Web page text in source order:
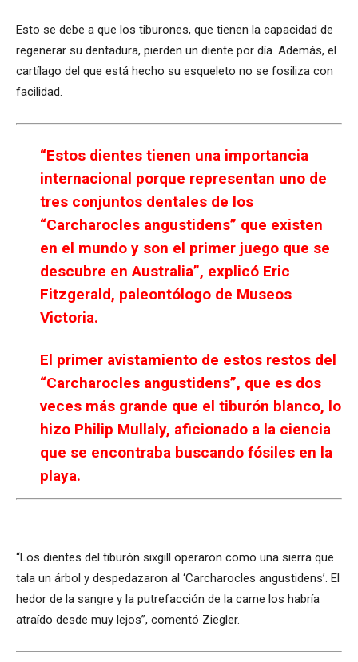
Esto se debe a que los tiburones, que tienen la capacidad de
regenerar su dentadura, pierden un diente por día. Además, el
cartílago del que está hecho su esqueleto no se fosiliza con
facilidad.
“Estos dientes tienen una importancia
internacional porque representan uno de
tres conjuntos dentales de los
“Carcharocles angustidens” que existen
en el mundo y son el primer juego que se
descubre en Australia”, explicó Eric
Fitzgerald, paleontólogo de Museos
Victoria.
El primer avistamiento de estos restos del
“Carcharocles angustidens”, que es dos
veces más grande que el tiburón blanco, lo
hizo Philip Mullaly, aficionado a la ciencia
que se encontraba buscando fósiles en la
playa.
“Los dientes del tiburón sixgill operaron como una sierra que
tala un árbol y despedazaron al ‘Carcharocles angustidens’. El
hedor de la sangre y la putrefacción de la carne los habría
atraído desde muy lejos”, comentó Ziegler.